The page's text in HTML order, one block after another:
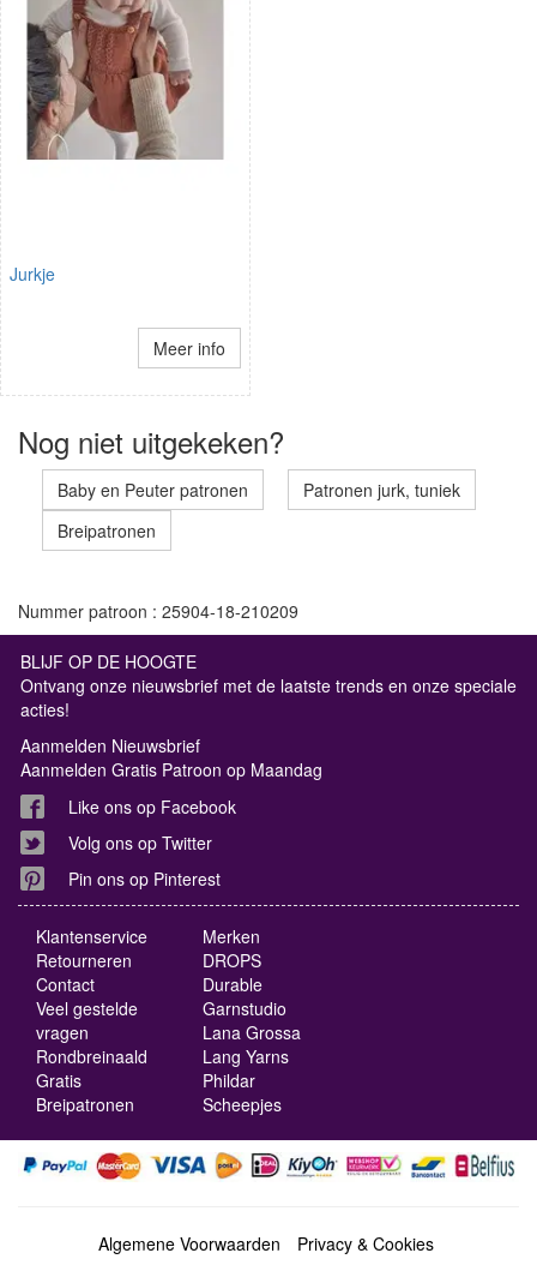
Jurkje
Meer info
Nog niet uitgekeken?
Baby en Peuter patronen
Patronen jurk, tuniek
Breipatronen
Nummer patroon : 25904-18-210209
BLIJF OP DE HOOGTE
Ontvang onze nieuwsbrief met de laatste trends en onze speciale
acties!
Aanmelden Nieuwsbrief
Aanmelden Gratis Patroon op Maandag
Like ons op Facebook
Volg ons op Twitter
Pin ons op Pinterest
Klantenservice
Retourneren
Contact
Veel gestelde
vragen
Rondbreinaald
Gratis
Breipatronen
Merken
DROPS
Durable
Garnstudio
Lana Grossa
Lang Yarns
Phildar
Scheepjes
Algemene Voorwaarden Privacy & Cookies